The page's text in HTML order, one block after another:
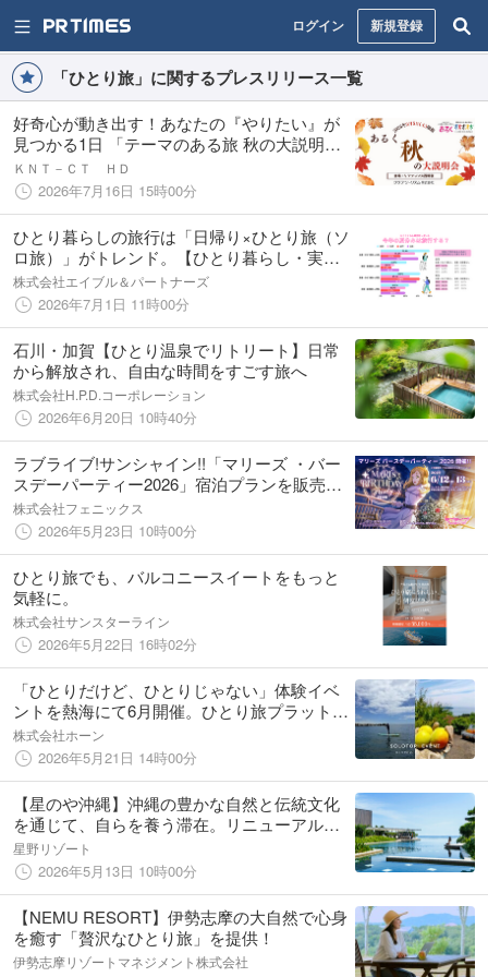
ログイン 新規登録
「ひとり旅」に関するプレスリリース一覧
好奇心が動き出す！あなたの『やりたい』が
見つかる1日 「テーマのある旅 秋の大説明
会」を開催
ＫＮＴ－ＣＴ ＨＤ
2026年7月16日 15時00分
ひとり暮らしの旅行は「日帰り×ひとり旅（ソ
ロ旅）」がトレンド。【ひとり暮らし・実家
暮らし・ファミリー別】夏休みの旅行意識調
査2026
株式会社エイブル＆パートナーズ
2026年7月1日 11時00分
石川・加賀【ひとり温泉でリトリート】日常
から解放され、自由な時間をすごす旅へ
株式会社H.P.D.コーポレーション
2026年6月20日 10時40分
ラブライブ!サンシャイン!!「マリーズ ・バー
スデーパーティー2026」宿泊プランを販売い
たします！
株式会社フェニックス
2026年5月23日 10時00分
ひとり旅でも、バルコニースイートをもっと
気軽に。
株式会社サンスターライン
2026年5月22日 16時02分
「ひとりだけど、ひとりじゃない」体験イベ
ントを熱海にて6月開催。ひとり旅プラットフ
ォーム『ソロトリ』が梅シロップ仕込み&ご
褒美スイーツ体験・SUP体験の2日程
株式会社ホーン
2026年5月21日 14時00分
【星のや沖縄】沖縄の豊かな自然と伝統文化
を通じて、自らを養う滞在。リニューアルし
て「美と健康のオールインクルーシブひとり
旅」を通年販売
星野リゾート
2026年5月13日 10時00分
【NEMU RESORT】伊勢志摩の大自然で心身
を癒す「贅沢なひとり旅」を提供！
伊勢志摩リゾートマネジメント株式会社